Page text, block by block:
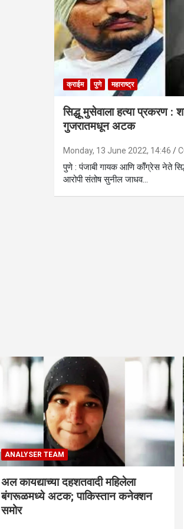
क्राईम पुणे महाराष्ट्र
सिद्धू मुसेवाला हत्या प्रकरण :
गुजरातमधून अटक
Monday, 13 June 2022, 14:46
पुणे : पंजाबी गायक आणि कॉँग्रेस नेते
आरोपी संतोष सुनील जाधव…
ANALYSER TEAM
अल कायद्याच्या दहशतवादी महिलेला
बंगरूळमध्ये अटक; पाकिस्तान कनेक्शन
समोर